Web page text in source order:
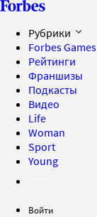
Рубрики
Forbes Games
Рейтинги
Франшизы
Подкасты
Видео
Life
Woman
Sport
Young
Войти